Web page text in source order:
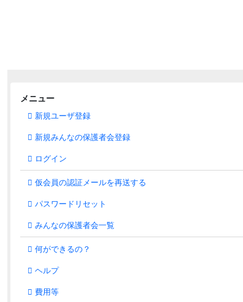
メニュー
新規ユーザ登録
新規みんなの保護者会登録
ログイン
仮会員の認証メールを再送する
パスワードリセット
みんなの保護者会一覧
何ができるの？
ヘルプ
費用等